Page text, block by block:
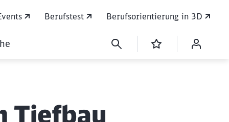
Berufstest Berufsorientierung in 3D
Tiefbau